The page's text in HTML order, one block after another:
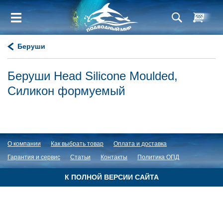
Беруши
Беруши Head Silicone Moulded,
Силикон формуемый
О компании Как выбрать товар
Оплата и доставка
Гарантия и сервис
Статьи Контакты Политика ОПД
К ПОЛНОЙ ВЕРСИИ САЙТА